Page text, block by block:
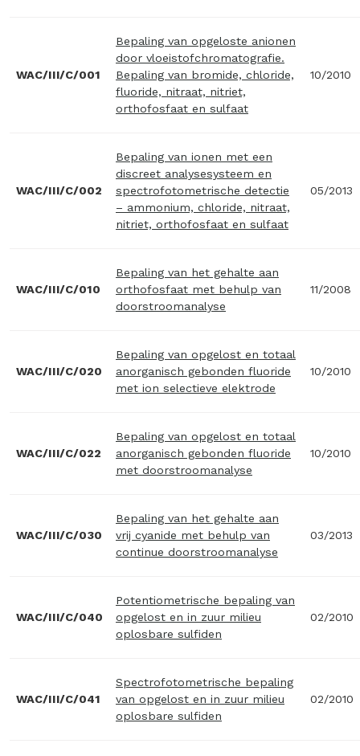
WAC/III/C/001
Bepaling van opgeloste anionen
door vloeistofchromatografie.
Bepaling van bromide, chloride,
fluoride, nitraat, nitriet,
orthofosfaat en sulfaat
10/2010
WAC/III/C/002
Bepaling van ionen met een
discreet analysesysteem en
spectrofotometrische detectie
– ammonium, chloride, nitraat,
nitriet, orthofosfaat en sulfaat
05/2013
WAC/III/C/010
Bepaling van het gehalte aan
orthofosfaat met behulp van
doorstroomanalyse
11/2008
WAC/III/C/020
Bepaling van opgelost en totaal
anorganisch gebonden fluoride
met ion selectieve elektrode
10/2010
WAC/III/C/022
Bepaling van opgelost en totaal
anorganisch gebonden fluoride
met doorstroomanalyse
10/2010
WAC/III/C/030
Bepaling van het gehalte aan
vrij cyanide met behulp van
continue doorstroomanalyse
03/2013
WAC/III/C/040
Potentiometrische bepaling van
opgelost en in zuur milieu
oplosbare sulfiden
02/2010
WAC/III/C/041
Spectrofotometrische bepaling
van opgelost en in zuur milieu
oplosbare sulfiden
02/2010